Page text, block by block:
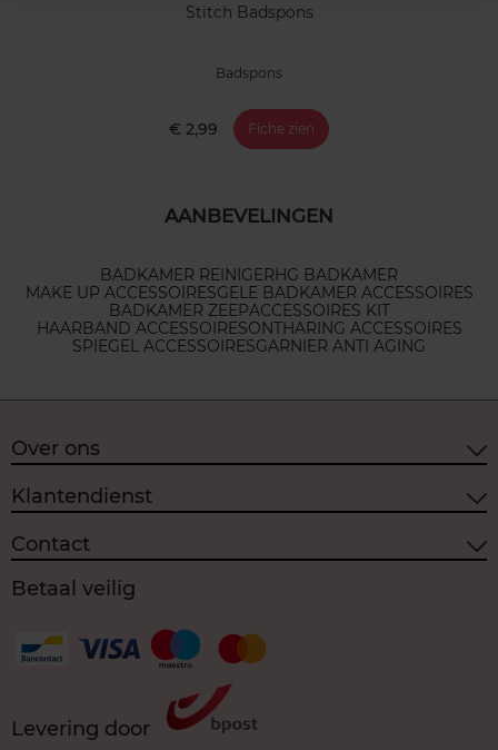
Stitch Badspons
Badspons
€ 2,99 Fiche zien
AANBEVELINGEN
BADKAMER REINIGERHG BADKAMER
MAKE UP ACCESSOIRESGELE BADKAMER ACCESSOIRES
BADKAMER ZEEPACCESSOIRES KIT
HAARBAND ACCESSOIRESONTHARING ACCESSOIRES
SPIEGEL ACCESSOIRESGARNIER ANTI AGING
Over ons
Klantendienst
Contact
Betaal veilig
Levering door